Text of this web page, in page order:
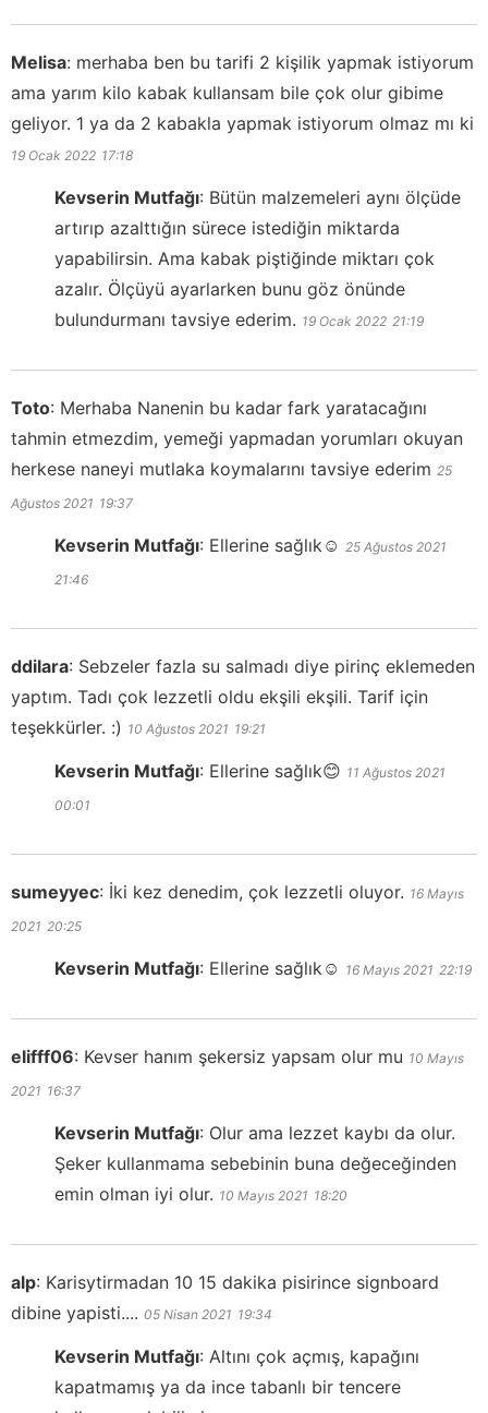
Melisa: merhaba ben bu tarifi 2 kişilik yapmak istiyorum
ama yarım kilo kabak kullansam bile çok olur gibime
geliyor. 1 ya da 2 kabakla yapmak istiyorum olmaz mı ki
19 Ocak 2022 17:18
Kevserin Mutfağı: Bütün malzemeleri aynı ölçüde
artırıp azalttığın sürece istediğin miktarda
yapabilirsin. Ama kabak piştiğinde miktarı çok
azalır. Ölçüyü ayarlarken bunu göz önünde
bulundurmanı tavsiye ederim. 19 Ocak 2022 21:19
Toto: Merhaba Nanenin bu kadar fark yaratacağını
tahmin etmezdim, yemeği yapmadan yorumları okuyan
herkese naneyi mutlaka koymalarını tavsiye ederim 25
Ağustos 2021 19:37
Kevserin Mutfağı: Ellerine sağlık☺️ 25 Ağustos 2021
21:46
ddilara: Sebzeler fazla su salmadı diye pirinç eklemeden
yaptım. Tadı çok lezzetli oldu ekşili ekşili. Tarif için
teşekkürler. :) 10 Ağustos 2021 19:21
Kevserin Mutfağı: Ellerine sağlık😊 11 Ağustos 2021
00:01
sumeyyec: İki kez denedim, çok lezzetli oluyor. 16 Mayıs
2021 20:25
Kevserin Mutfağı: Ellerine sağlık☺️ 16 Mayıs 2021 22:19
elifff06: Kevser hanım şekersiz yapsam olur mu 10 Mayıs
2021 16:37
Kevserin Mutfağı: Olur ama lezzet kaybı da olur.
Şeker kullanmama sebebinin buna değeceğinden
emin olman iyi olur. 10 Mayıs 2021 18:20
alp: Karisytirmadan 10 15 dakika pisirince signboard
dibine yapisti.... 05 Nisan 2021 19:34
Kevserin Mutfağı: Altını çok açmış, kapağını
kapatmamış ya da ince tabanlı bir tencere